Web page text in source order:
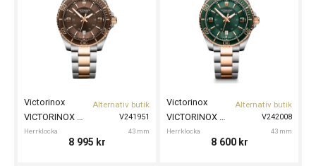
V241951
Victorinox
Herrklocka 43 mm
Alternativ butik
8 995 kr
V242008
Victorinox
Herrklocka 43 mm
Alternativ butik
8 600 kr